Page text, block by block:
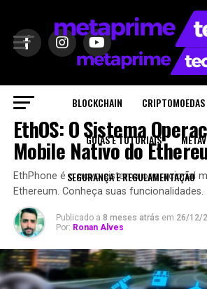
BLOCKCHAIN CRIPTOMOEDAS
GUIAS E TUTORIAIS
SEGURANÇA E REGULAMENTAÇÃO
WEB 3.0
EthOS: O Sistema
Mobile Nativo do
EthPhone é o novo sistema operacional
Ethereum. Conheça suas funcionalidades.
Publicado a 8 meses atrás em 26/12/
Por: Ronan Alves
Sair da versão mobile